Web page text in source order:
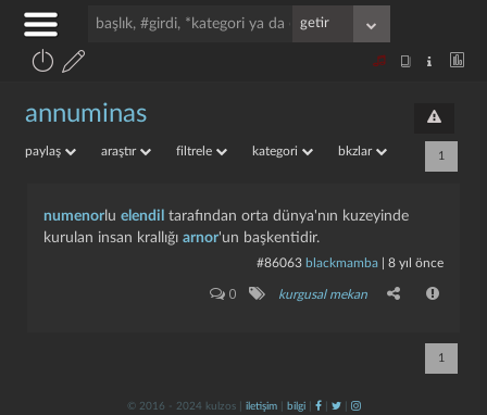
annuminas
paylaş araştır filtrele kategori bkzlar 1
numenor lu elendil tarafından orta dünya'nın kuzeyinde
kurulan insan krallığı arnor'un başkentidir.
#86063 blackmamba 8 yıl önce
0 kurgusal mekan
1
© 2016 - 2024 kulzos | iletişim| bilgi| | |